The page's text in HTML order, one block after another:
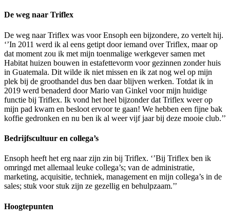
De weg naar Triflex
De weg naar Triflex was voor Ensoph een bijzondere, zo vertelt hij.
‘’In 2011 werd ik al eens getipt door iemand over Triflex, maar op
dat moment zou ik met mijn toenmalige werkgever samen met
Habitat huizen bouwen in estafettevorm voor gezinnen zonder huis
in Guatemala. Dit wilde ik niet missen en ik zat nog wel op mijn
plek bij de groothandel dus ben daar blijven werken. Totdat ik in
2019 werd benaderd door Mario van Ginkel voor mijn huidige
functie bij Triflex. Ik vond het heel bijzonder dat Triflex weer op
mijn pad kwam en besloot ervoor te gaan! We hebben een fijne bak
koffie gedronken en nu ben ik al weer vijf jaar bij deze mooie club.’’
Bedrijfscultuur en collega’s
Ensoph heeft het erg naar zijn zin bij Triflex. ‘’Bij Triflex ben ik
omringd met allemaal leuke collega’s; van de administratie,
marketing, acquisitie, techniek, management en mijn collega’s in de
sales; stuk voor stuk zijn ze gezellig en behulpzaam.’’
Hoogtepunten